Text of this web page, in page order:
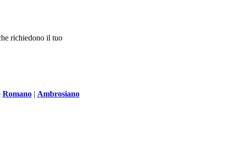
richiedono il tuo
Romano | Ambrosiano